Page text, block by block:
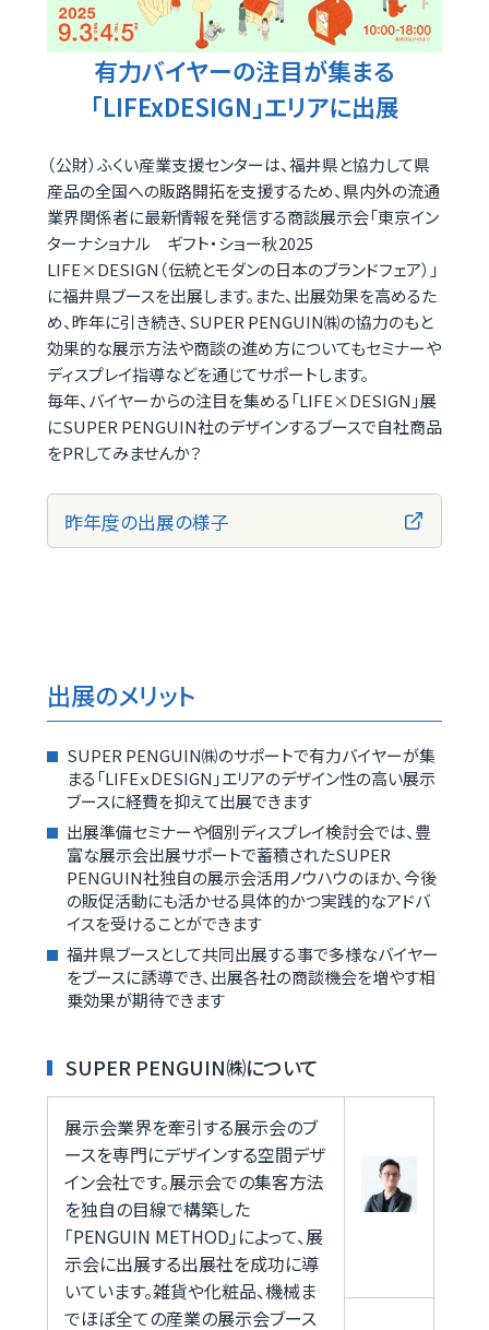
有力バイヤーの注目が集まる
「LIFExDESIGN」エリアに出展
（公財）ふくい産業支援センターは、福井県と協力して県
産品の全国への販路開拓を支援するため、県内外の流通
業界関係者に最新情報を発信する商談展示会「東京イン
ターナショナル ギフト・ショー秋2025
LIFE×DESIGN（伝統とモダンの日本のブランドフェア）」
に福井県ブースを出展します。また、出展効果を高めるた
め、昨年に引き続き、SUPER PENGUIN㈱の協力のもと
効果的な展示方法や商談の進め方についてもセミナーや
ディスプレイ指導などを通じてサポートします。
毎年、バイヤーからの注目を集める「LIFE×DESIGN」展
にSUPER PENGUIN社のデザインするブースで自社商品
をPRしてみませんか？
昨年度の出展の様子
出展のメリット
SUPER PENGUIN㈱のサポートで有力バイヤーが集
まる「LIFEｘDESIGN」エリアのデザイン性の高い展示
ブースに経費を抑えて出展できます
出展準備セミナーや個別ディスプレイ検討会では、豊
富な展示会出展サポートで蓄積されたSUPER
PENGUIN社独自の展示会活用ノウハウのほか、今後
の販促活動にも活かせる具体的かつ実践的なアドバ
イスを受けることができます
福井県ブースとして共同出展する事で多様なバイヤー
をブースに誘導でき、出展各社の商談機会を増やす相
乗効果が期待できます
SUPER PENGUIN㈱について
展示会業界を牽引する展示会のブ
ースを専門にデザインする空間デザ
イン会社です。展示会での集客方法
を独自の目線で構築した
「PENGUIN METHOD」によって、展
示会に出展する出展社を成功に導
いています。雑貨や化粧品、機械ま
でほぼ全ての産業の展示会ブース